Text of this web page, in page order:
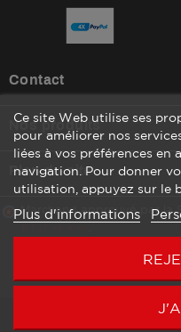
Contact
Nos produits
Plan du site
Marchand approuvé par la
Ce site Web utilise ses
pour améliorer nos
liées à vos préférences en
navigation. Pour donner
utilisation, appuyez sur le
Plus d'informations